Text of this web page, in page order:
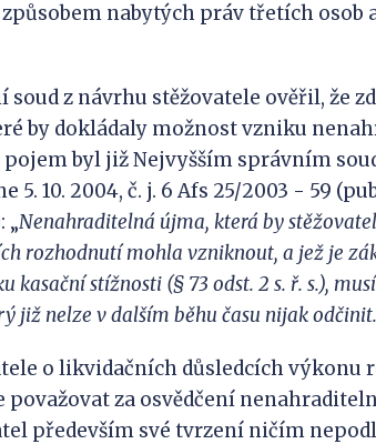
nabytých práv třetích osob
soud z návrhu stěžovatele ověřil, že
by dokládaly možnost vzniku
byl již Nejvyšším správním
5. 10. 2004, č. j. 6 Afs 25/2003 - 59
„Nenahraditelná újma, která by
rozhodnutí mohla vzniknout, a jež je
kasační stížnosti (§ 73 odst. 2 s. ř. s.),
již nelze v dalším běhu času nijakodčinit.
o likvidačních důsledcích výkonu
považovat za osvědčení
především své tvrzení ničím